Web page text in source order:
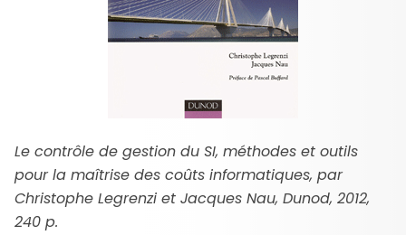
Le contrôle de gestion du SI, méthodes et outils
pour la maîtrise des coûts informatiques, par
Christophe Legrenzi et Jacques Nau, Dunod, 2012,
240 p.